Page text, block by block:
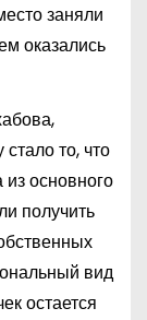
заняли
оказались
то, что
из основного
получить
вид
остается